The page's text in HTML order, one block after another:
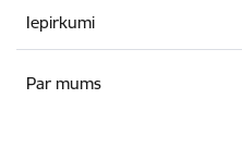
Iepirkumi
Par mums